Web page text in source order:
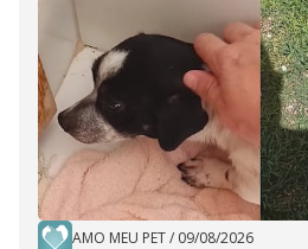
AMO MEU PET/ 09/08/2026